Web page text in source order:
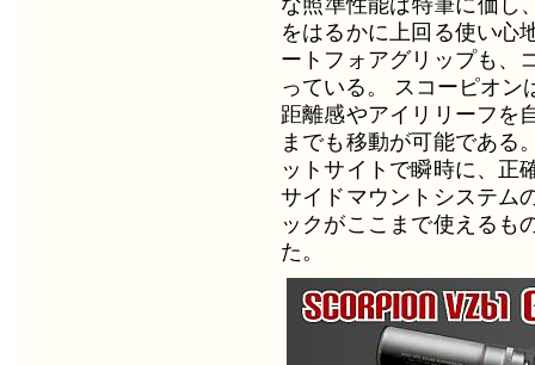
な照準性能は特筆に価し
をはるかに上回る使い心
ートフォアグリップも、
っている。 スコーピオン
距離感やアイリリーフを
までも移動が可能である
ットサイトで瞬時に、正
サイドマウントシステム
ックがここまで使えるも
た。